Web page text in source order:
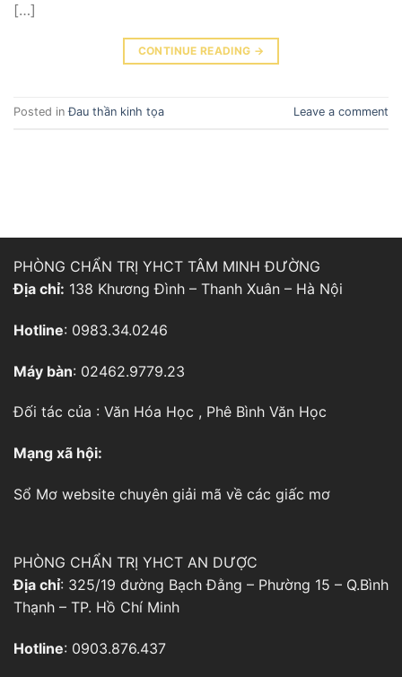
[…]
CONTINUE READING →
Posted inĐau thần kinh tọa Leave a comment
PHÒNG CHẨN TRỊ YHCT TÂM MINH ĐƯỜNG
Địa chỉ: 138 Khương Đình – Thanh Xuân – Hà Nội
Hotline: 0983.34.0246
Máy bàn: 02462.9779.23
Đối tác của : Văn Hóa Học , Phê Bình Văn Học
Mạng xã hội:
Sổ Mơ website chuyên giải mã về các giấc mơ
PHÒNG CHẨN TRỊ YHCT AN DƯỢC
Địa chỉ: 325/19 đường Bạch Đằng – Phường 15 – Q.Bình
Thạnh – TP. Hồ Chí Minh
Hotline: 0903.876.437